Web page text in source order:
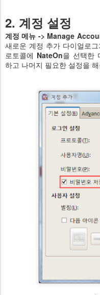
2. 계정 설정
계정 메뉴 -> Manage
새로운 계정 추가 다이얼로
로토콜에 NateOn을 선택한
하고 나머지 필요한 설정을